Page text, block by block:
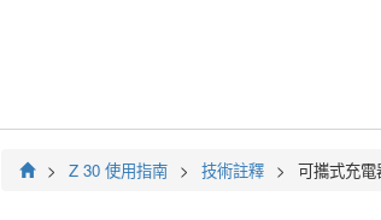
Z 30 使用指南 技術註釋 可攜式充電